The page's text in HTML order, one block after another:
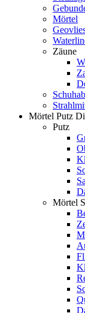
Mörtel
Zäune
Mörtel Putz
Putz
Mörtel